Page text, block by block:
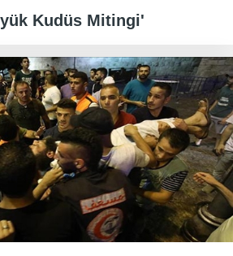
Kudüs Mitingi'